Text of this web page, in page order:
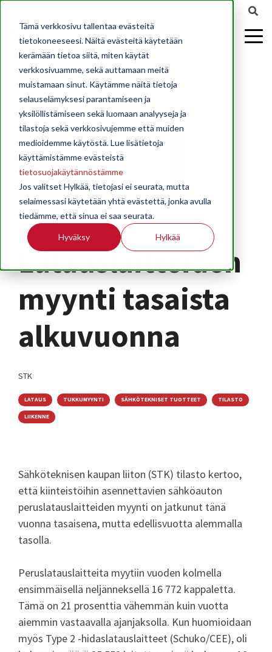
Tämä verkkosivu tallentaa evästeitä
tietokoneeseesi. Näitä evästeitä käytetään
kerämään tietoa siitä, miten käytät
verkkosivuamme, sekä auttamaan meitä
muistamaan sinut. Käytämme näitä tietoja
selauselämyksesi parantamiseen ja
yksilöllistämiseen sekä luomaan analyyseja ja
tilastoja sekä verkkosivujemme että muiden
medioidemme käytöstä. Lue lisätietoja
käyttämistämme evästeistä
tietosuojakäytännöstämme
Jos valitset Hylkää, tietojasi ei seurata, mutta
selaimessasi käytetään yhtä evästettä, jonka avulla
tiedämme, että sinua ei saa seurata.
Hyväksy Hylkää
Latauslaitteiden
myynti tasaista
alkuvuonna
STK
LATAUS TUKKUMYYNTI SÄHKÖTEKNISET TUOTTEET TILASTO
LIIKENNE
Sähköteknisen kaupan liiton (STK) tilasto kertoo,
että kiinteistöihin asennettavien sähköauton
peruslatauslaitteiden myynti on jatkunut tänä
vuonna tasaisena, mutta edellisvuotta alemmalla
tasolla.
Peruslatauslaitteita myytiin vuoden kolmella
ensimmäisellä neljänneksellä 16 772 kappaletta.
Tämä on 21 prosenttia vähemmän kuin vuotta
aiemmin vastaavalla ajanjaksolla. Kun huomioidaan
myös Type 2 -hidaslatauslaitteet (Schuko/CEE), oli